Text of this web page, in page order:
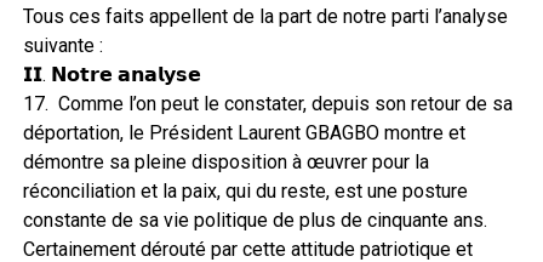
Tous ces faits appellent de la part de notre parti l’analyse
suivante :
𝗜𝗜. 𝗡𝗼𝘁𝗿𝗲 𝗮𝗻𝗮𝗹𝘆𝘀𝗲
17. Comme l’on peut le constater, depuis son retour de sa
déportation, le Président Laurent GBAGBO montre et
démontre sa pleine disposition à œuvrer pour la
réconciliation et la paix, qui du reste, est une posture
constante de sa vie politique de plus de cinquante ans.
Certainement dérouté par cette attitude patriotique et